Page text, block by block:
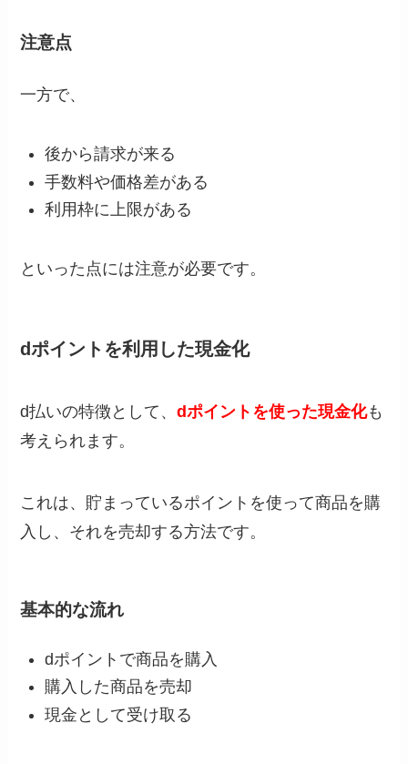
注意点
一方で、
後から請求が来る
手数料や価格差がある
利用枠に上限がある
といった点には注意が必要です。
dポイントを利用した現金化
d払いの特徴として、dポイントを使った現金化も
考えられます。
これは、貯まっているポイントを使って商品を購
入し、それを売却する方法です。
基本的な流れ
dポイントで商品を購入
購入した商品を売却
現金として受け取る